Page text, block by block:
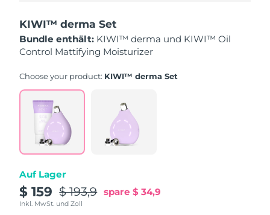
KIWI™ derma Set
Bundle enthält: KIWI™ derma und KIWI™ Oil
Control Mattifying Moisturizer
Choose your product: KIWI™ derma Set
Auf Lager
$ 159 $ 193,9 spare $ 34,9
Inkl. MwSt. und Zoll
Saudi-Arabien
Singapur
Slowakei Erwartete Lieferung
Slowenien
Südafrika
Spanien Erwartete Lieferung